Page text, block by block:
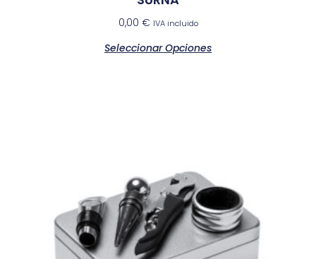
0,00 € IVA incluido
Seleccionar Opciones